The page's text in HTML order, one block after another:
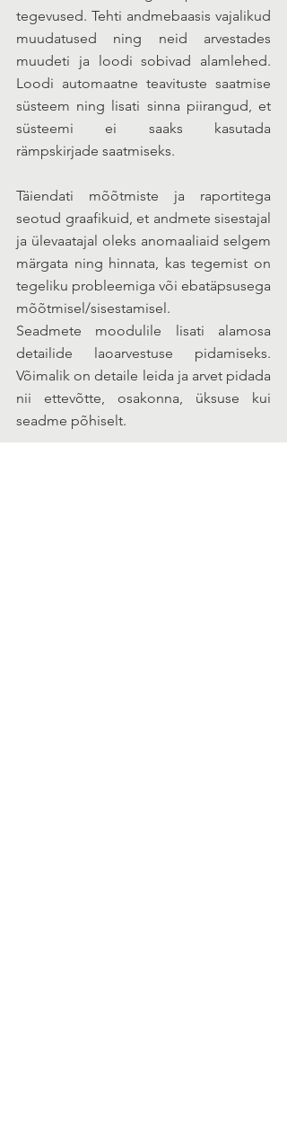
tegevused. Tehti andmebaasis vajalikud
muudatused ning neid arvestades
muudeti ja loodi sobivad alamlehed.
Loodi automaatne teavituste saatmise
süsteem ning lisati sinna piirangud, et
süsteemi ei saaks kasutada
rämpskirjade saatmiseks.
Täiendati mõõtmiste ja raportitega
seotud graafikuid, et andmete sisestajal
ja ülevaatajal oleks anomaaliaid selgem
märgata ning hinnata, kas tegemist on
tegeliku probleemiga või ebatäpsusega
mõõtmisel/sisestamisel.
Seadmete moodulile lisati alamosa
detailide laoarvestuse pidamiseks.
Võimalik on detaile leida ja arvet pidada
nii ettevõtte, osakonna, üksuse kui
seadme põhiselt.